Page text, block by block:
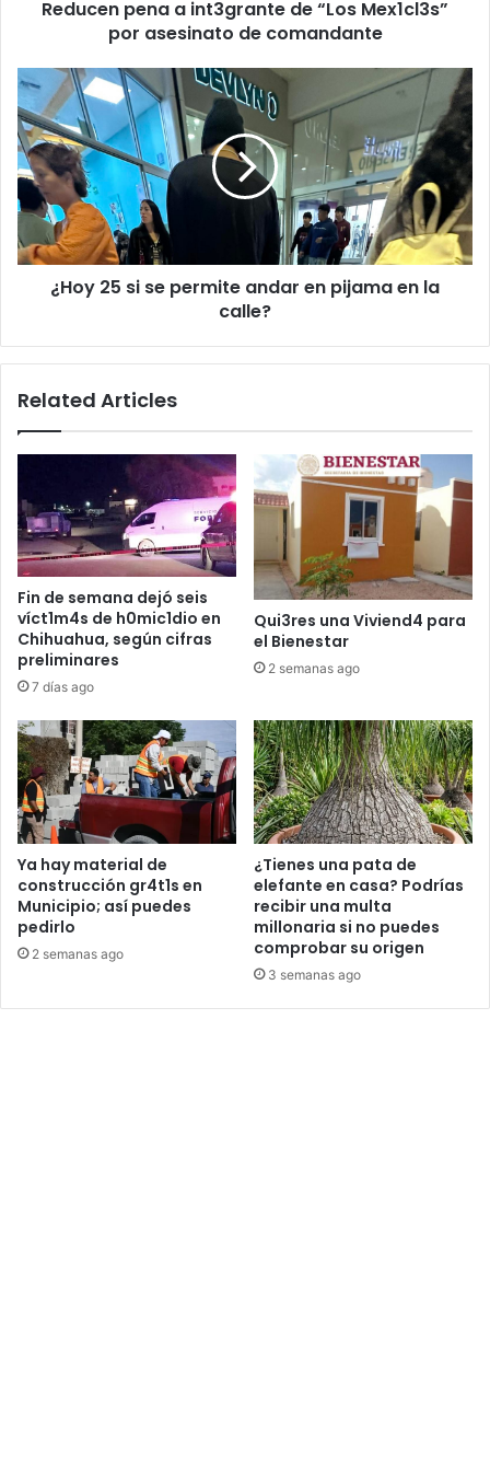
Reducen pena a int3grante de “Los Mex1cl3s”
por asesinato de comandante
¿Hoy
si
se
permite
andar
en
pijama
en
¿Hoy 25 si se permite andar en pijama en la
calle?
Related Articles
Fin de semana dejó seis
víct1m4s de h0mic1dio en
Chihuahua, según cifras
preliminares
7 días ago
Qui3res una Viviend4 para
el Bienestar
2 semanas ago
Ya hay material de
construcción gr4t1s en
Municipio; así puedes
pedirlo
2 semanas ago
¿Tienes una pata de
elefante en casa? Podrías
recibir una multa
millonaria si no puedes
comprobar su origen
3 semanas ago